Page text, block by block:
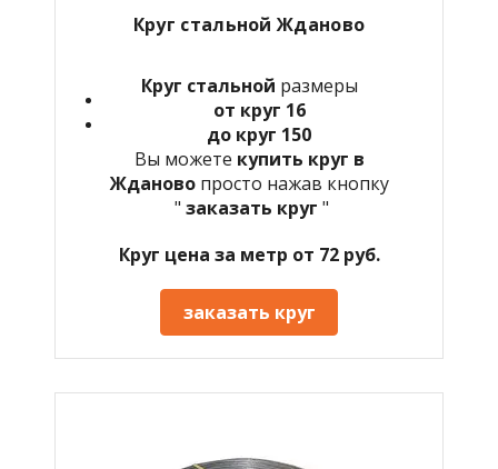
Круг стальной Жданово
Круг стальной размеры
от круг 16
до круг 150
Вы можете купить круг в
Жданово просто нажав кнопку
" заказать круг "
Круг цена за метр от 72 руб.
заказать круг